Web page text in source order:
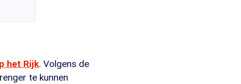
het Rijk. Volgens de
te kunnen